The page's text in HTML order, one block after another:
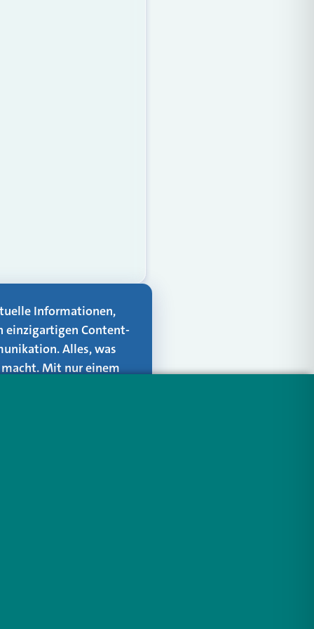
Informationen,
einzigartigen Content-
Alles, was
Mit nur einem